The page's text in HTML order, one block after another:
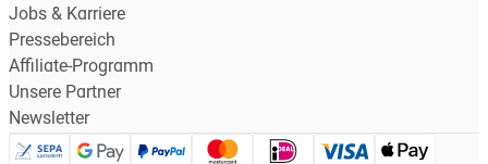
Jobs & Karriere
Pressebereich
Affiliate-Programm
Unsere Partner
Newsletter